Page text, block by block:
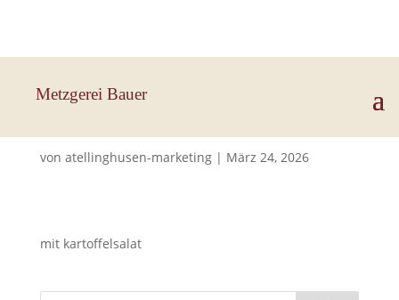
Metzgerei Bauer
von atellinghusen-marketing| März 24, 2026
mit kartoffelsalat